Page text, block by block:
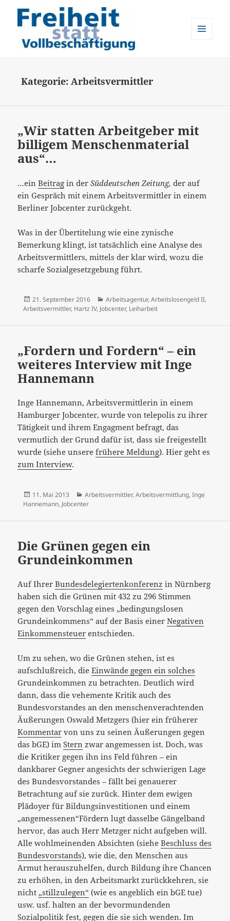
Kategorie:Arbeitsvermittler
„Wir statten Arbeitgeber mit
billigem Menschenmaterial
aus“…
…einBeitrag in derSüddeutschen Zeitung, der auf
ein Gespräch mit einem Arbeitsvermittler in einem
Berliner Jobcenter zurückgeht.
Was in der Übertitelung wie eine zynische
Bemerkung klingt, ist tatsächlich eine Analyse des
Arbeitsvermittlers, mittels der klar wird, wozu die
scharfe Sozialgesetzgebung führt.
Veröffentlicht
am
21. September 2016 Kategorien
Arbeitsagentur, Arbeitslosengeld II,
Arbeitsvermittler, Hartz IV, Jobcenter, Leiharbeit
„Fordern und Fordern“ – ein
weiteres Interview mit Inge
Hannemann
Inge Hannemann, Arbeitsvermittlerin in einem
Hamburger Jobcenter, wurde von telepolis zu ihrer
Tätigkeit und ihrem Engagment befragt, das
vermutlich der Grund dafür ist, dass sie freigestellt
wurde (siehe unserefrühere Meldung). Hier geht es
zum Interview.
Veröffentlicht
am
11. Mai 2013 Kategorien
Arbeitsvermittler, Arbeitsvermittlung, Inge
Hannemann, Jobcenter
Die Grünen gegen ein
Grundeinkommen
Auf IhrerBundesdelegiertenkonferenz in Nürnberg
haben sich die Grünen mit 432 zu 296 Stimmen
gegen den Vorschlag eines „bedingungslosen
Grundeinkommens“ auf der Basis einerNegativen
Einkommensteuer entschieden.
Um zu sehen, wo die Grünen stehen, ist es
aufschlußreich, dieEinwände gegen ein solches
Grundeinkommen zu betrachten. Deutlich wird
dann, dass die vehemente Kritik auch des
Bundesvorstandes an den menschenverachtenden
Äußerungen Oswald Metzgers (hier ein früherer
Kommentar von uns zu seinen Äußerungen gegen
das bGE) imStern zwar angemessen ist. Doch, was
die Kritiker gegen ihn ins Feld führen – ein
dankbarer Gegner angesichts der schwierigen Lage
des Bundesvorstandes – fällt bei genauerer
Betrachtung auf sie zurück. Hinter dem ewigen
Plädoyer für Bildungsinvestitionen und einem
„angemessenen“Fördern lugt dasselbe Gängelband
hervor, das auch Herr Metzger nicht aufgeben will.
Alle wohlmeinenden Absichten (sieheBeschluss des
Bundesvorstands), wie die, den Menschen aus
Armut herauszuhelfen, durch Bildung ihre Chancen
zu erhöhen, in den Arbeitsmarkt zurückkehren, sie
nicht „stillzulegen“ (wie es angeblich ein bGE tue)
usw. usf. halten an der bevormundenden
Sozialpolitik fest, gegen die sie sich wenden. Im